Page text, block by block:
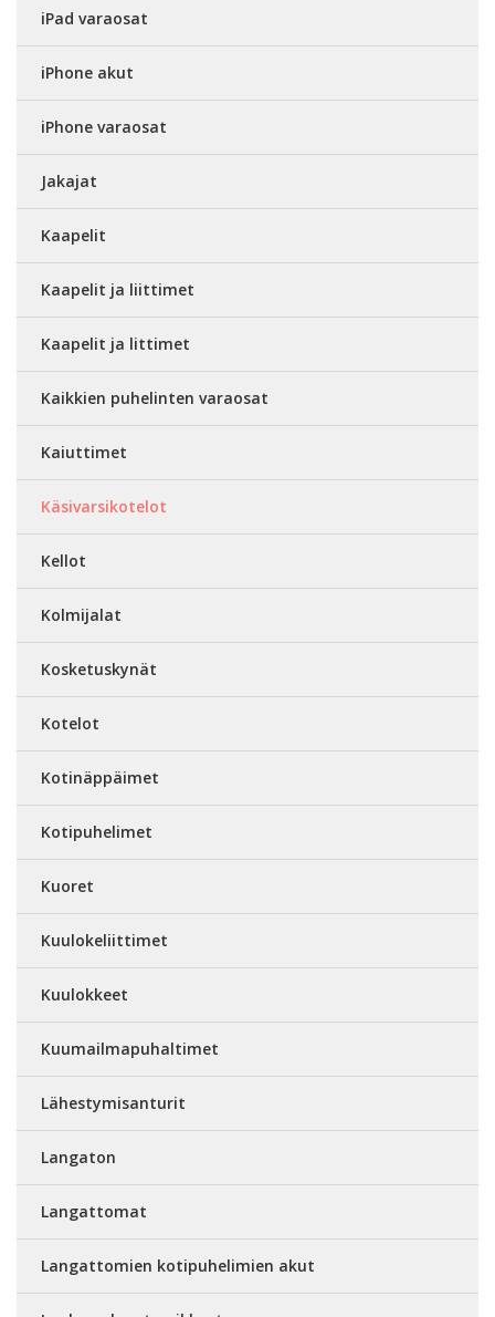
iPad varaosat
iPhone akut
iPhone varaosat
Jakajat
Kaapelit
Kaapelit ja liittimet
Kaapelit ja littimet
Kaikkien puhelinten varaosat
Kaiuttimet
Käsivarsikotelot
Kellot
Kolmijalat
Kosketuskynät
Kotelot
Kotinäppäimet
Kotipuhelimet
Kuoret
Kuulokeliittimet
Kuulokkeet
Kuumailmapuhaltimet
Lähestymisanturit
Langaton
Langattomat
Langattomien kotipuhelimien akut